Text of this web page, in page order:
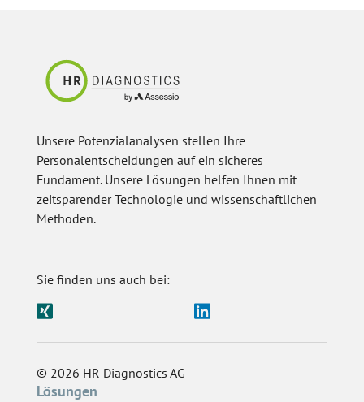
Unsere Potenzialanalysen stellen Ihre
Personalentscheidungen auf ein sicheres
Fundament. Unsere Lösungen helfen Ihnen mit
zeitsparender Technologie und wissenschaftlichen
Methoden.
Sie finden uns auch bei:
© 2026 HR Diagnostics AG
Lösungen